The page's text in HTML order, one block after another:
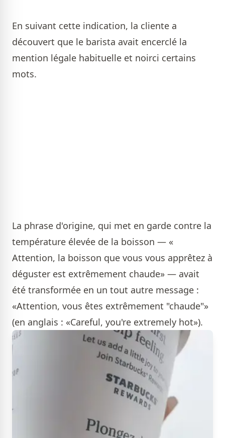
En suivant cette indication, la cliente a
découvert que le barista avait encerclé la
mention légale habituelle et noirci certains
mots.
La phrase d'origine, qui met en garde contre la
température élevée de la boisson — «
Attention, la boisson que vous vous apprêtez à
déguster est extrêmement chaude» — avait
été transformée en un tout autre message :
«Attention, vous êtes extrêmement "chaude"»
(en anglais : «Careful, you're extremely hot»).